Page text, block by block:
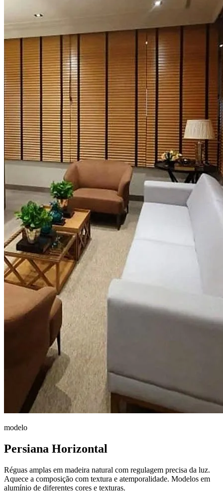
modelo
Persiana Horizontal
Réguas amplas em madeira natural com regulagem precisa da luz.
Aquece a composição com textura e atemporalidade. Modelos em
alumínio de diferentes cores e texturas.